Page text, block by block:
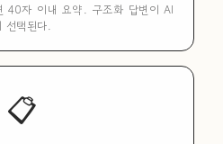
40자 이내 요약. 구조화 답변이 AI
선택된다.
📋